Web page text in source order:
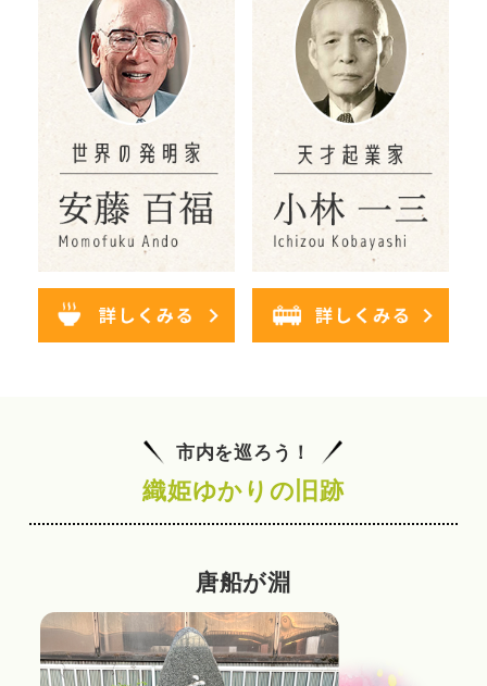
市内を巡ろう！
織姫ゆかりの旧跡
唐船が淵